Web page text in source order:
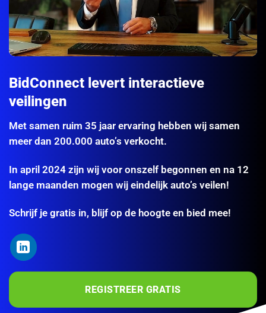
BidConnect levert interactieve
veilingen
Met samen ruim 35 jaar ervaring hebben wij samen
meer dan 200.000 auto’s verkocht.
In april 2024 zijn wij voor onszelf begonnen en na 12
lange maanden mogen wij eindelijk auto’s veilen!
Schrijf je gratis in, blijf op de hoogte en bied mee!
REGISTREER GRATIS